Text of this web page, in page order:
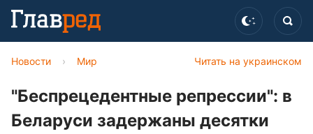
Читать на украинском
Новости › Мир
"Беспрецедентные репрессии": в
Беларуси задержаны десятки